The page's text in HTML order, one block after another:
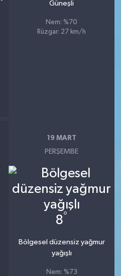
Güneşli
Nem: %70
Rüzgar: 27 km/h
19 MART
PERŞEMBE
8°
Bölgesel düzensiz yağmur
yağışlı
Nem: %73